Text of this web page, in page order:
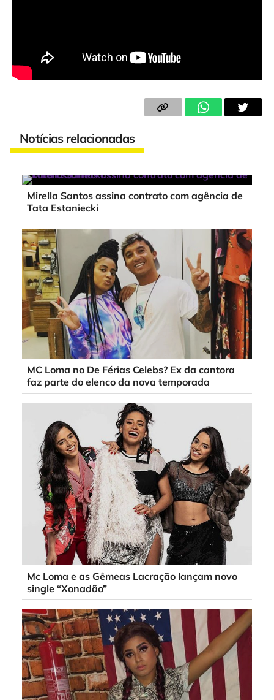
Notícias relacionadas
Mirella Santos assina contrato com agência de
Tata Estaniecki
MC Loma no De Férias Celebs? Ex da cantora
faz parte do elenco da nova temporada
Mc Loma e as Gêmeas Lacração lançam novo
single “Xonadão”